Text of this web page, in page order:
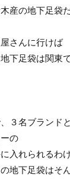
産の地下足袋だ
さんに行けば
下足袋は関東
３名ブランドと
の
入れられるわ
地下足袋はそ